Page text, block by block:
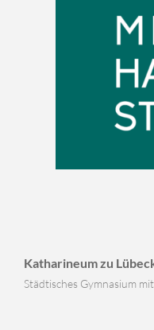
Katharineum zu
Städtisches Gymnasium